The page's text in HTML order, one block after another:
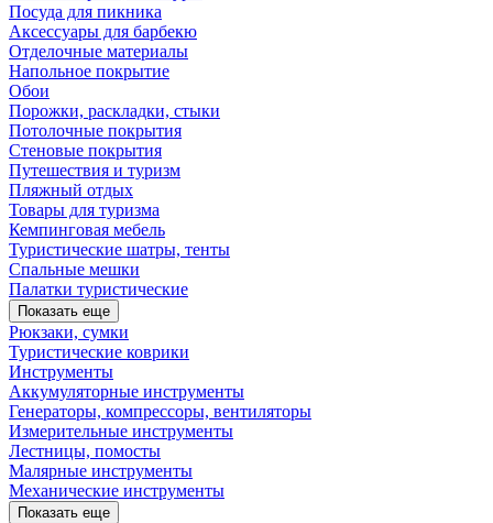
Посуда для пикника
Аксессуары для барбекю
Отделочные материалы
Напольное покрытие
Обои
Порожки, раскладки, стыки
Потолочные покрытия
Стеновые покрытия
Путешествия и туризм
Пляжный отдых
Товары для туризма
Кемпинговая мебель
Туристические шатры, тенты
Спальные мешки
Палатки туристические
Показать еще
Рюкзаки, сумки
Туристические коврики
Инструменты
Аккумуляторные инструменты
Генераторы, компрессоры, вентиляторы
Измерительные инструменты
Лестницы, помосты
Малярные инструменты
Механические инструменты
Показать еще